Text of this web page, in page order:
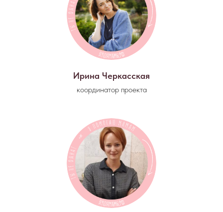
Ирина Черкасская
координатор проекта